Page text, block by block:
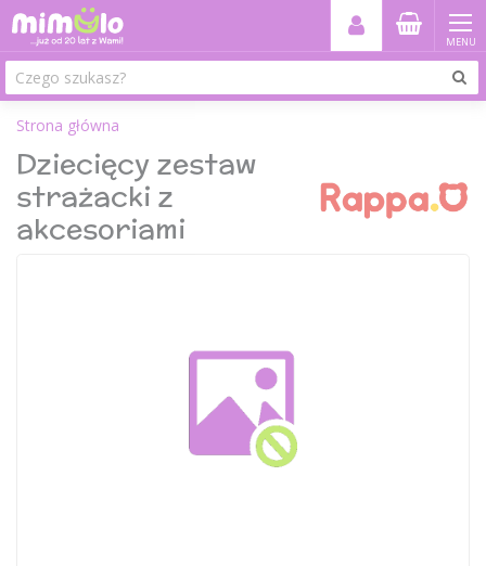
MENU
Strona główna
Dziecięcy zestaw
strażacki z
akcesoriami